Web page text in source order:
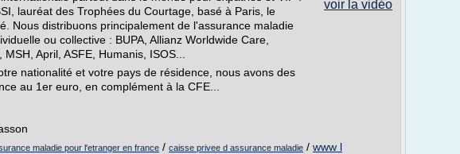
voir la vidéo
lauréat des Trophées du Courtage, basé à Paris, le
Nous distribuons principalement de l'assurance maladie
ou collective : BUPA, Allianz Worldwide Care,
April, ASFE, Humanis, ISOS...
nationalité et votre pays de résidence, nous avons des
au 1er euro, en complément à la CFE...
maladie pour l'etranger en france / caisse privee d assurance maladie / www l